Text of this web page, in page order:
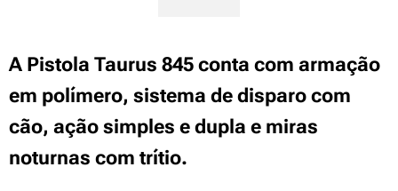
A Pistola Taurus 845 conta com armação
em polímero, sistema de disparo com
cão, ação simples e dupla e miras
noturnas com trítio.